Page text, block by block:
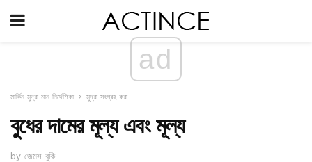
ad
মার্কিন মুদ্রা মান নির্দেশিকা মুদ্রা সংগ্রহ করা
বুধের দামের মূল্য এবং মূল্য
by জেমস বুকি